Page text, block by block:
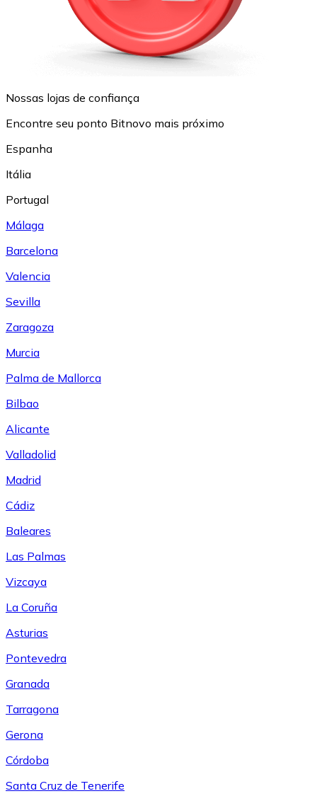
Nossas lojas de confiança
Encontre seu ponto Bitnovo mais próximo
Espanha
Itália
Portugal
Málaga
Barcelona
Valencia
Sevilla
Zaragoza
Murcia
Palma de Mallorca
Bilbao
Alicante
Valladolid
Madrid
Cádiz
Baleares
Las Palmas
Vizcaya
La Coruña
Asturias
Pontevedra
Granada
Tarragona
Gerona
Córdoba
Santa Cruz de Tenerife